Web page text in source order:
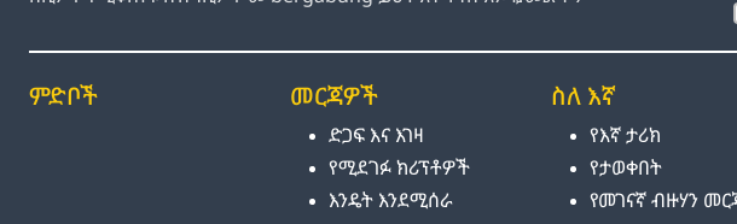
ምድቦች መርጃዎች
ድጋፍ እና እገዛ
የሚደገፉ ክሪፕቶዎች
እንዴት እንደሚሰራ
ስለ እኛ
የእኛ ታሪክ
የታወቀበት
የመገናኛ ብዙሃን